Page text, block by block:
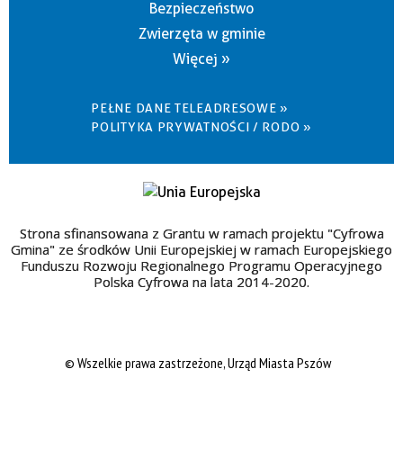
Bezpieczeństwo
Zwierzęta w gminie
Więcej »
PEŁNE DANE TELEADRESOWE »
POLITYKA PRYWATNOŚCI / RODO »
Strona sfinansowana z Grantu w ramach projektu "Cyfrowa
Gmina" ze środków Unii Europejskiej w ramach Europejskiego
Funduszu Rozwoju Regionalnego Programu Operacyjnego
Polska Cyfrowa na lata 2014-2020.
© Wszelkie prawa zastrzeżone, Urząd Miasta Pszów